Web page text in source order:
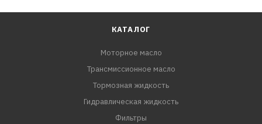
КАТАЛОГ
Моторное масло
Трансмиссионное масло
Тормозная жидкость
Гидравлическая жидкость
Фильтры